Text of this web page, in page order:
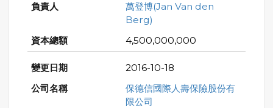
萬登博(Jan Van den
Berg)
4,500,000,000
2016-10-18
保德信國際人壽保險股份有
限公司